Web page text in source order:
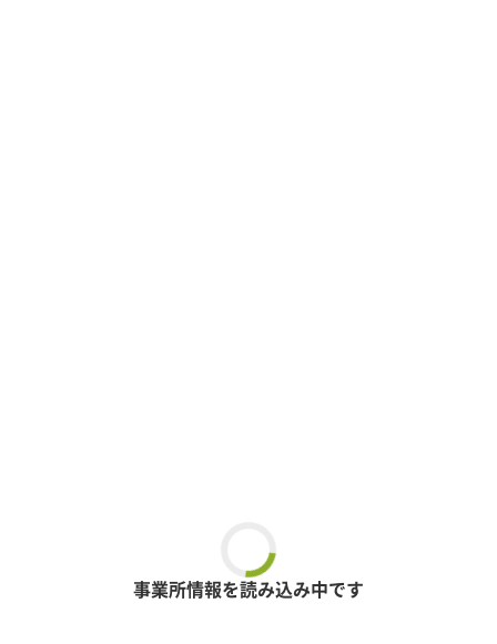
事業所情報を読み込み中です